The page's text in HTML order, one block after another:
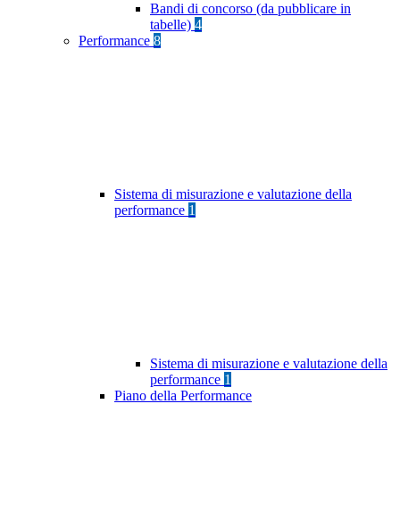
Bandi di concorso (da pubblicare in
tabelle) 4
Performance 8
Sistema di misurazione e valutazione della
performance 1
Sistema di misurazione e valutazione della
performance 1
Piano della Performance